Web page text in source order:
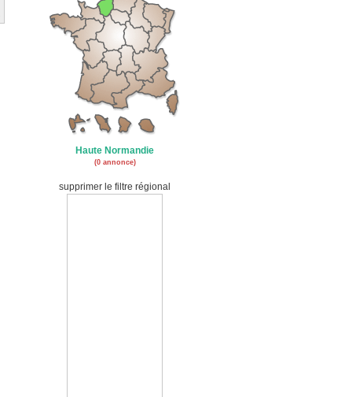
Haute Normandie
(0 annonce)
supprimer le filtre régional